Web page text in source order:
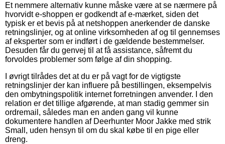
Et nemmere alternativ kunne måske være at se nærmere på
hvorvidt e-shoppen er godkendt af e-mærket, siden det
typisk er et bevis på at netshoppen anerkender de danske
retningslinjer, og at online virksomheden af og til gennemses
af eksperter som er indført i de gældende bestemmelser.
Desuden får du genvej til at få assistance, såfremt du
forvoldes problemer som følge af din shopping.
I øvrigt tilrådes det at du er på vagt for de vigtigste
retningslinjer der kan influere på bestillingen, eksempelvis
den ombytningspolitik internet forretningen anvender. I den
relation er det tillige afgørende, at man stadig gemmer sin
ordremail, således man en anden gang vil kunne
dokumentere handlen af Deerhunter Moor Jakke med strik
Small, uden hensyn til om du skal købe til en pige eller
dreng.